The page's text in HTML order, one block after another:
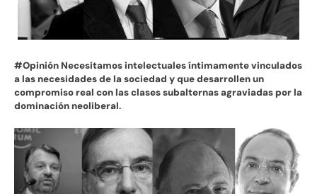
#Opinión Necesitamos intelectuales íntimamente vinculados
a las necesidades de la sociedad y que desarrollen un
compromiso real con las clases subalternas agraviadas por la
dominación neoliberal.